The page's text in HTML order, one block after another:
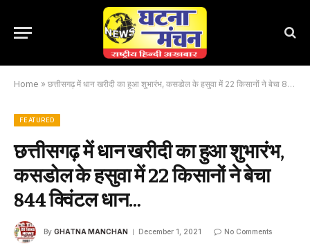
Home » छत्तीसगढ़ में धान खरीदी का हुआ शुभारंभ, कसडोल के हसुवा में 22 किसानों ने बेचा 844 क्विंटल धान…
FEATURED
छत्तीसगढ़ में धान खरीदी का हुआ शुभारंभ,
कसडोल के हसुवा में 22 किसानों ने बेचा
844 क्विंटल धान…
By GHATNA MANCHAN December 1, 2021 No Comments